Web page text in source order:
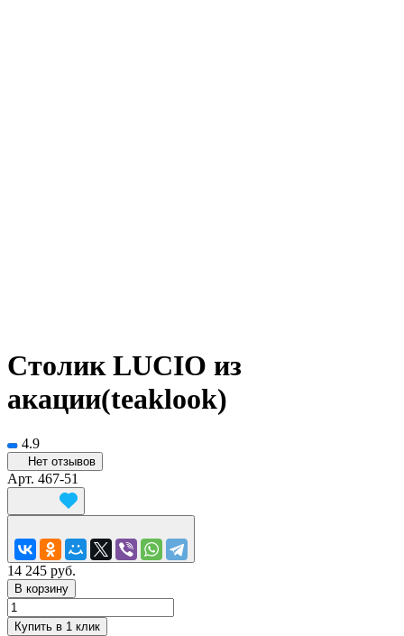
Столик LUCIO из
акации(teaklook)
4.9
Нет отзывов
Арт. 467-51
14 245 руб.
В корзину
Купить в 1 клик